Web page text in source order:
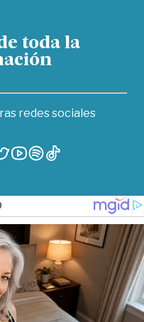
toda la
redes sociales